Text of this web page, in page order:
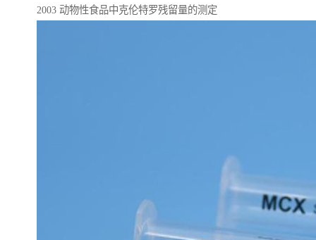
2003 动物性⻝品中克伦特罗残留量的测定